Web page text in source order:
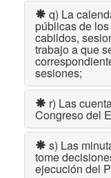
q) La
públicas de
cabildos,
trabajo a que
sesiones;
r) Las
Congreso del
s) Las
tome
ejecución del